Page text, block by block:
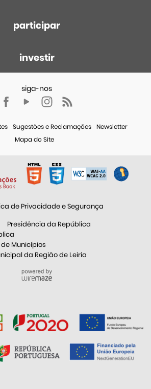
participar
investir
Sugestões e Reclamações
Newsletter
Mapa do Site
de Privacidade e Segurança
Presidência da República
Municípios
da Região de Leiria